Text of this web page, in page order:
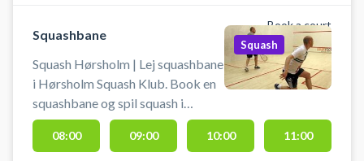
Book a court
Squashbane
Squash Hørsholm | Lej squashbane
i Hørsholm Squash Klub. Book en
squashbane og spil squash i
Hørsholm på squashbanerne i
squashhallen hos Hørsholm
Squash
08:00 09:00 10:00 11:00